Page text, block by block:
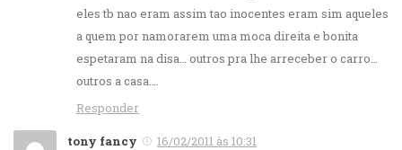
eles tb nao eram assim tao inocentes eram sim aqueles
a quem por namorarem uma moca direita e bonita
espetaram na disa… outros pra lhe arreceber o carro…
outros a casa….
Responder
tony fancy
16/02/2011 às 10:31